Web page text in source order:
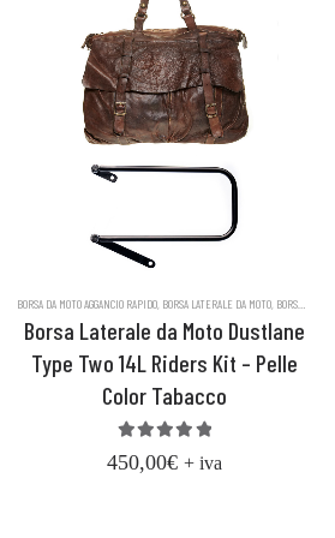
BORSE MESSENGER IN PELLE DUSTLANE
,BORSE IN VERA PELLE CONCIATA AL VEGETALE,BORSE LUGLIO 2023
BORSA DA MOTO AGGANCIO RAPIDO BORSA LATERALE DA MOTO BORSE DA MOTO
Borsa Laterale da Moto Dustlane
Type Two 14L Riders Kit – Pelle
Color Tabacco
5.00out of 5
450,00€ + iva